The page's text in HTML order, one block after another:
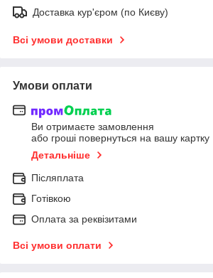
Доставка кур'єром (по Києву)
Всі умови доставки
Умови оплати
Ви отримаєте замовлення
або гроші повернуться на вашу картку
Детальніше
Післяплата
Готівкою
Оплата за реквізитами
Всі умови оплати